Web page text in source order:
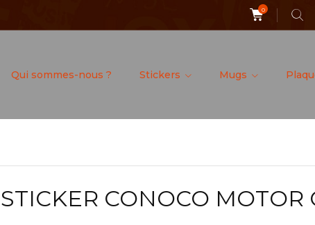
0
Qui sommes-nous ? Stickers Mugs
STICKER CONOCO MOTOR